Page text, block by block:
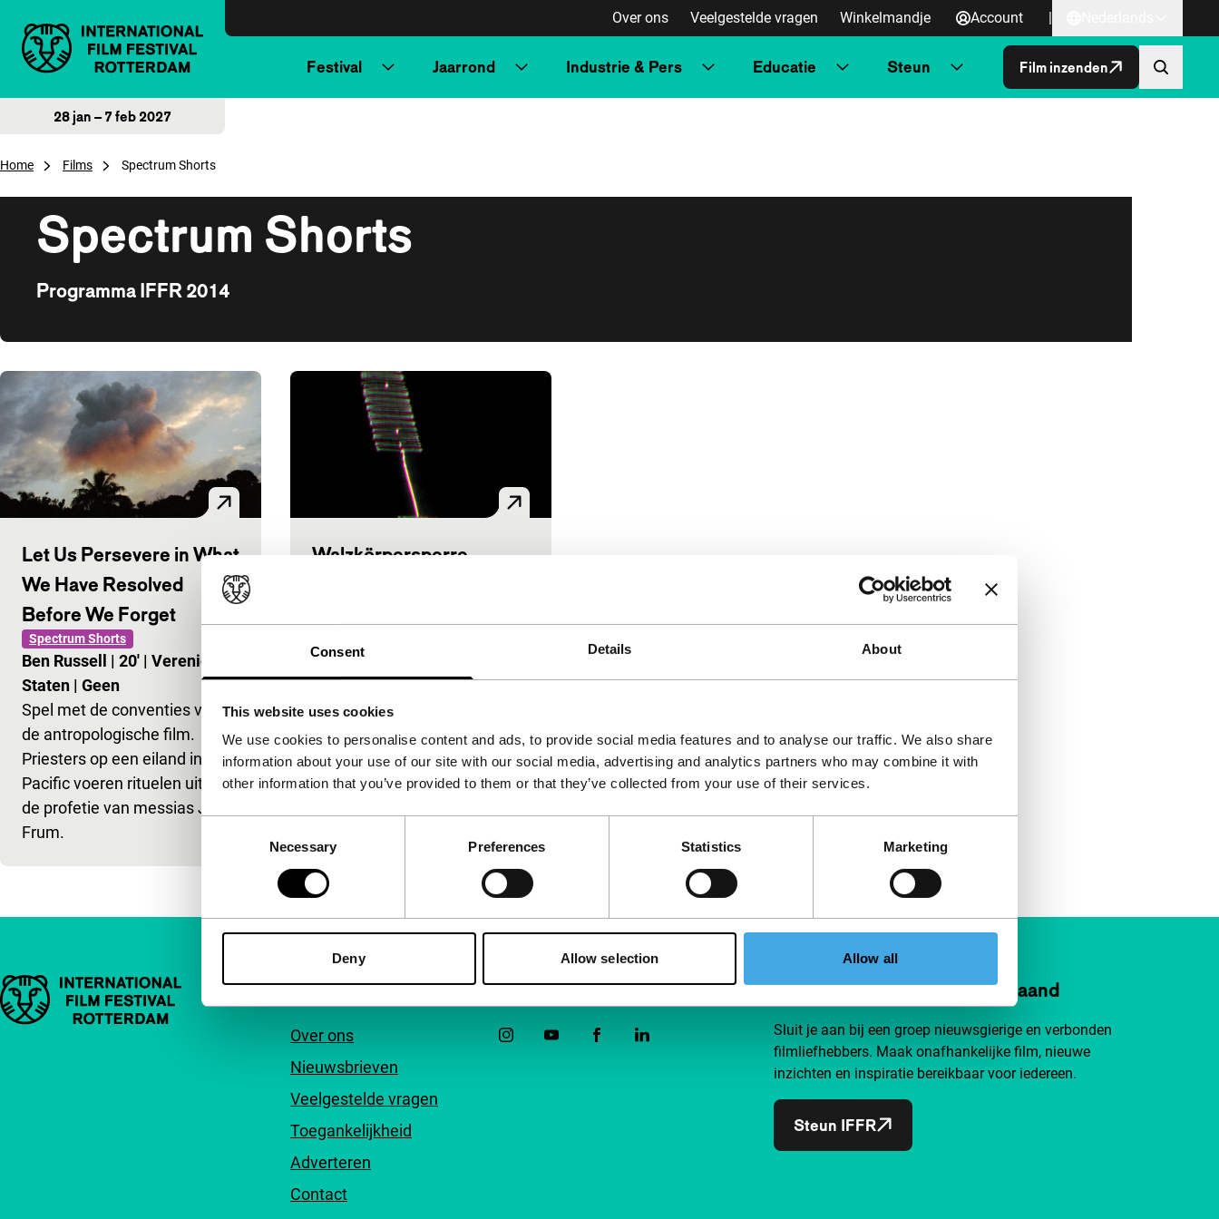
Consent Details About
This website uses cookies
We use cookies to personalise content and ads, to provide social media features and to analyse our traffic. We also share
information about your use of our site with our social media, advertising and analytics partners who may combine it with
other information that you’ve provided to them or that they’ve collected from your use of their services.
Necessary Preferences Statistics Marketing
Deny Allow selection Allow all
Over ons Veelgestelde vragen Winkelmandje Account |
Festival Jaarrond Industrie & Pers Educatie Steun Film inzenden
28 jan – 7 feb 2027
Home Films Spectrum Shorts
Spectrum Shorts
Programma IFFR 2014
Overzicht van films
Let Us Persevere in What
We Have Resolved
Before We Forget
Spectrum Shorts
Ben Russell | 20' | Verenigde
Staten | Geen
Spel met de conventies van
de antropologische film.
Priesters op een eiland in de
Pacific voeren rituelen uit rond
de profetie van messias John
Frum.
Walzkörpersperre
Prins|12'|Nederland|
Internationale première
Wat gebeurt er als je een anti-
met laserstralen? In deze
megaton-film van 11 minuten
barst een onverbid
Belangrijke links Snel naar
Over ons
Nieuwsbrieven
Veelgestelde vragen
Toegankelijkheid
Adverteren
Contact
Volg IFFR Steun IFFR al vanaf €4 per maand
Sluit je aan bij een groep nieuwsgierige en verbonden
filmliefhebbers. Maak onafhankelijke film, nieuwe
inzichten en inspiratie bereikbaar voor iedereen.
Steun IFFR